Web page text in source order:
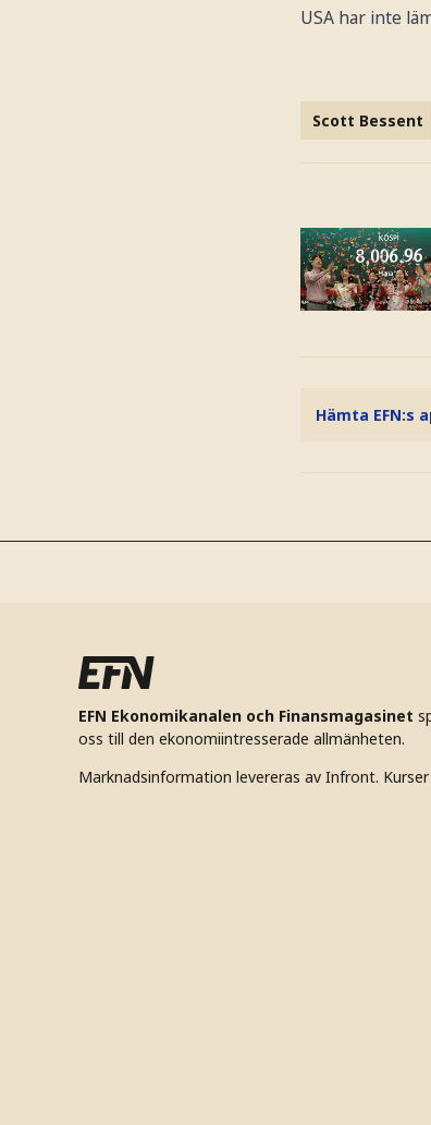
USA har inte
Scott Bessent
Hämta EFN:s
EFN Ekonomikanalen och Finansmagasinet
oss till den ekonomiintresserade allmänheten.
Marknadsinformation levereras av Infront.